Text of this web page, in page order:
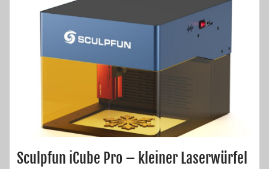
Sculpfun iCube Pro – kleiner Laserwürfel